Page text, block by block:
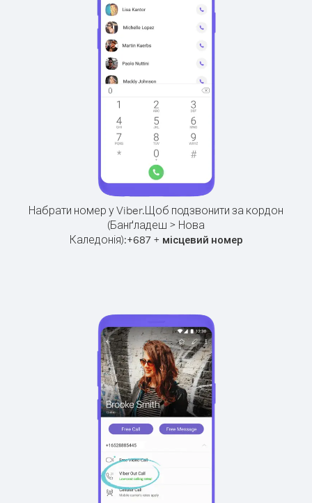
Набрати номер у Viber.Щоб подзвонити за кордон
(Банґладеш > Нова
Каледонія):+687+ місцевий номер